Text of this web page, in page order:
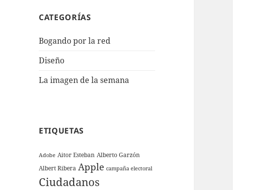
CATEGORÍAS
Bogando por la red
Diseño
La imagen de la semana
ETIQUETAS
Adobe Aitor Esteban Alberto Garzón
Albert Ribera Apple campaña electoral
Ciudadanos